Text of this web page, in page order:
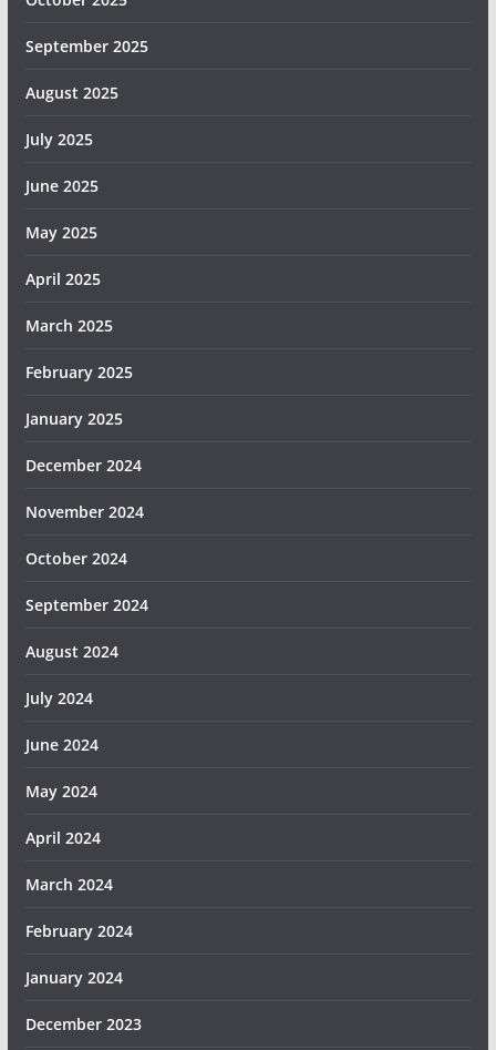
September 2025
August 2025
July 2025
June 2025
May 2025
April 2025
March 2025
February 2025
January 2025
December 2024
November 2024
October 2024
September 2024
August 2024
July 2024
June 2024
May 2024
April 2024
March 2024
February 2024
January 2024
December 2023